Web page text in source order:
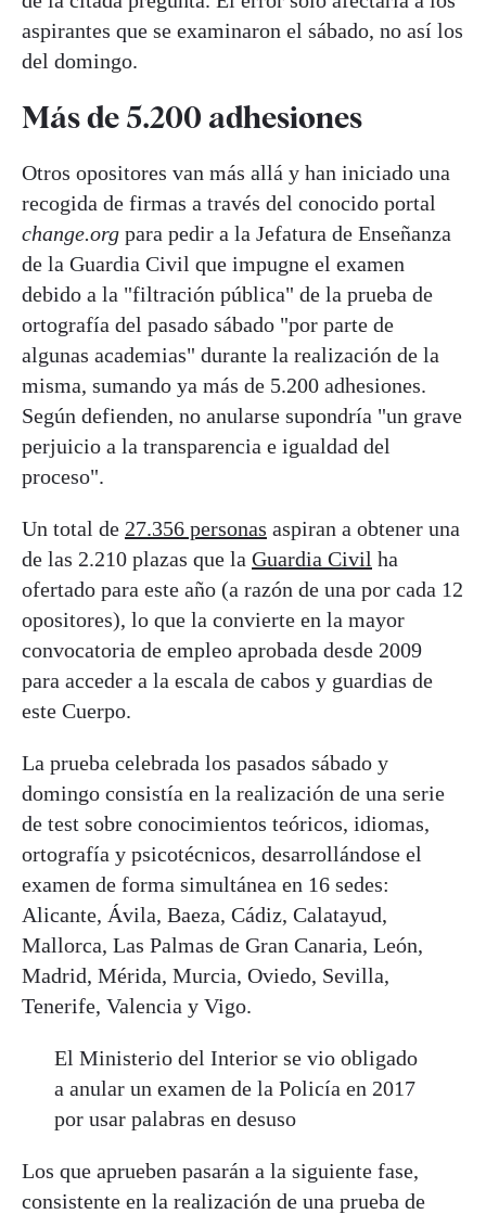
aspirantes que se examinaron el sábado, no así los
del domingo.
Más de 5.200 adhesiones
Otros opositores van más allá y han iniciado una
recogida de firmas a través del conocido portal
change.org para pedir a la Jefatura de Enseñanza
de la Guardia Civil que impugne el examen
debido a la "filtración pública" de la prueba de
ortografía del pasado sábado "por parte de
algunas academias" durante la realización de la
misma, sumando ya más de 5.200 adhesiones.
Según defienden, no anularse supondría "un grave
perjuicio a la transparencia e igualdad del
proceso".
Un total de 27.356 personas aspiran a obtener una
de las 2.210 plazas que la Guardia Civil ha
ofertado para este año (a razón de una por cada 12
opositores), lo que la convierte en la mayor
convocatoria de empleo aprobada desde 2009
para acceder a la escala de cabos y guardias de
este Cuerpo.
La prueba celebrada los pasados sábado y
domingo consistía en la realización de una serie
de test sobre conocimientos teóricos, idiomas,
ortografía y psicotécnicos, desarrollándose el
examen de forma simultánea en 16 sedes:
Alicante, Ávila, Baeza, Cádiz, Calatayud,
Mallorca, Las Palmas de Gran Canaria, León,
Madrid, Mérida, Murcia, Oviedo, Sevilla,
Tenerife, Valencia y Vigo.
El Ministerio del Interior se vio obligado
a anular un examen de la Policía en 2017
por usar palabras en desuso
Los que aprueben pasarán a la siguiente fase,
consistente en la realización de una prueba de